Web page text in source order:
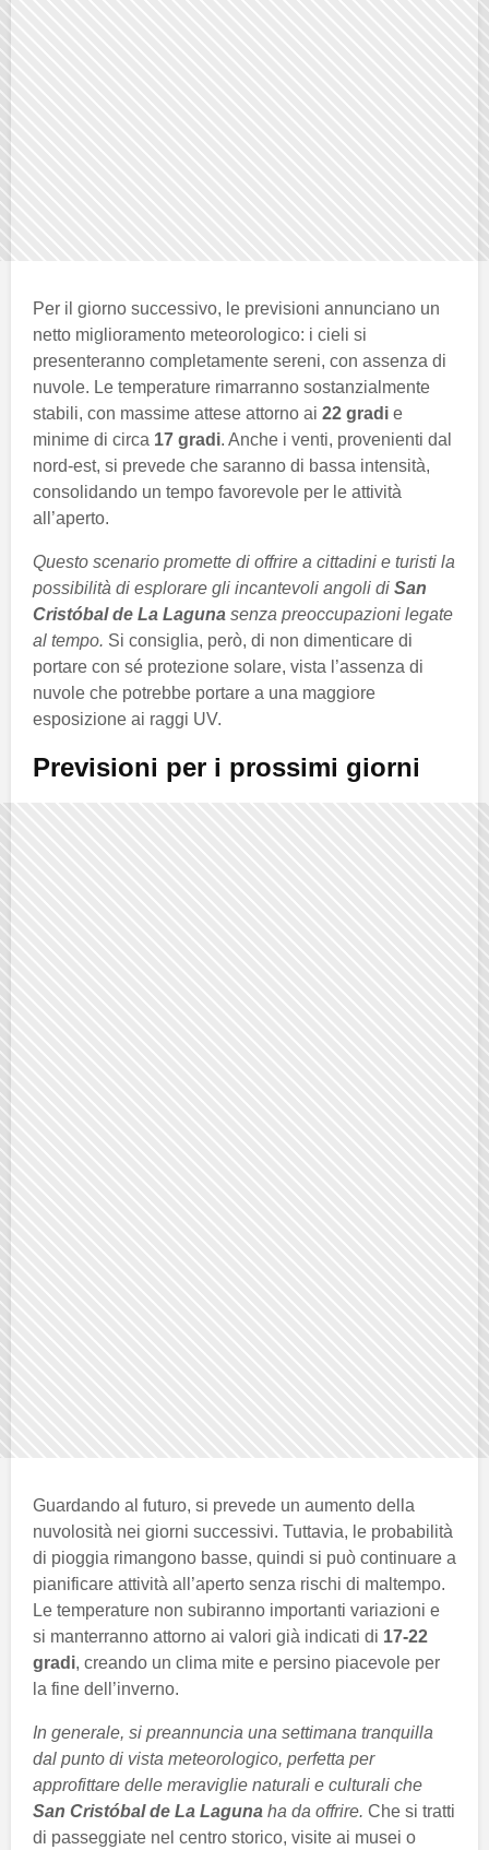
Per il giorno successivo, le previsioni annunciano un
netto miglioramento meteorologico: i cieli si
presenteranno completamente sereni, con assenza di
nuvole. Le temperature rimarranno sostanzialmente
stabili, con massime attese attorno ai 22 gradi e
minime di circa 17 gradi. Anche i venti, provenienti dal
nord-est, si prevede che saranno di bassa intensità,
consolidando un tempo favorevole per le attività
all’aperto.
Questo scenario promette di offrire a cittadini e turisti la
possibilità di esplorare gli incantevoli angoli di San
Cristóbal de La Laguna senza preoccupazioni legate
al tempo. Si consiglia, però, di non dimenticare di
portare con sé protezione solare, vista l’assenza di
nuvole che potrebbe portare a una maggiore
esposizione ai raggi UV.
Previsioni per i prossimi giorni
Guardando al futuro, si prevede un aumento della
nuvolosità nei giorni successivi. Tuttavia, le probabilità
di pioggia rimangono basse, quindi si può continuare a
pianificare attività all’aperto senza rischi di maltempo.
Le temperature non subiranno importanti variazioni e
si manterranno attorno ai valori già indicati di 17-22
gradi, creando un clima mite e persino piacevole per
la fine dell’inverno.
In generale, si preannuncia una settimana tranquilla
dal punto di vista meteorologico, perfetta per
approfittare delle meraviglie naturali e culturali che
San Cristóbal de La Laguna ha da offrire. Che si tratti
di passeggiate nel centro storico, visite ai musei o